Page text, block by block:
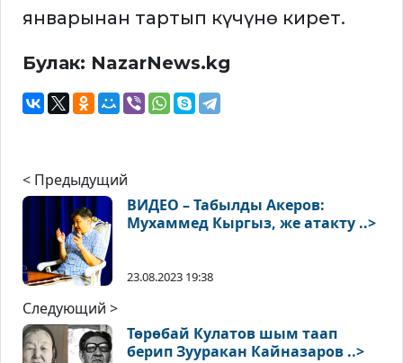
январынан тартып күчүнө кирет.
Булак: NazarNews.kg
< Предыдущий
ВИДЕО – Табылды Акеров:
Мухаммед Кыргыз, же атакту ..>
23.08.2023 19:38
Следующий >
Төрөбай Кулатов шым таап
берип Зууракан Кайназаров ..>